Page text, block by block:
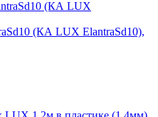
(КА LUX ElantraSd10),